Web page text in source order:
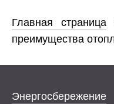
Главная страница
преимущества
Энергосбережение